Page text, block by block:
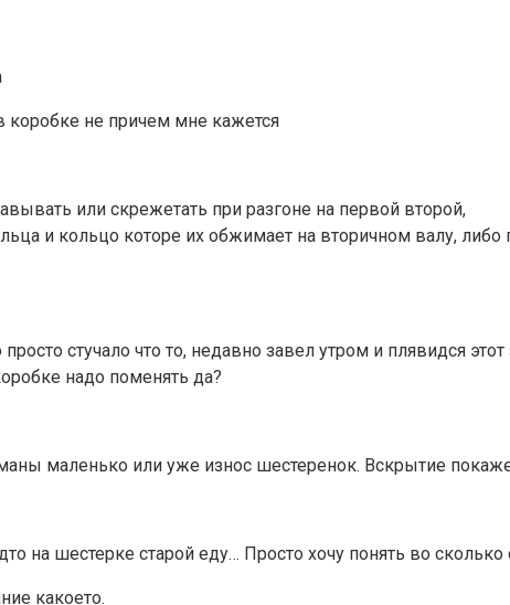
коробке не причем мне кажется
или скрежетать при разгоне на первой второй,
и кольцо которе их обжимает на вторичном валу,
стучало что то, недавно завел утром и плявидся этот
надо поменять да?
маленько или уже износ шестеренок. Вскрытие
на шестерке старой еду… Просто хочу понять во сколько
какоето.